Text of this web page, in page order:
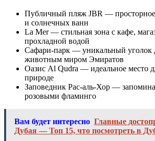
Публичный пляж JBR — просторное
и солнечных ванн
La Mer — стильная зона с кафе,
прохладной водой
Сафари-парк — уникальный уголок
животным миром Эмиратов
Оазис Al Qudra — идеальное место
природе
Заповедник Рас-аль-Хор —
розовыми фламинго
Вам будет интересно Главные
Дубая — Топ 15, что посмотреть в